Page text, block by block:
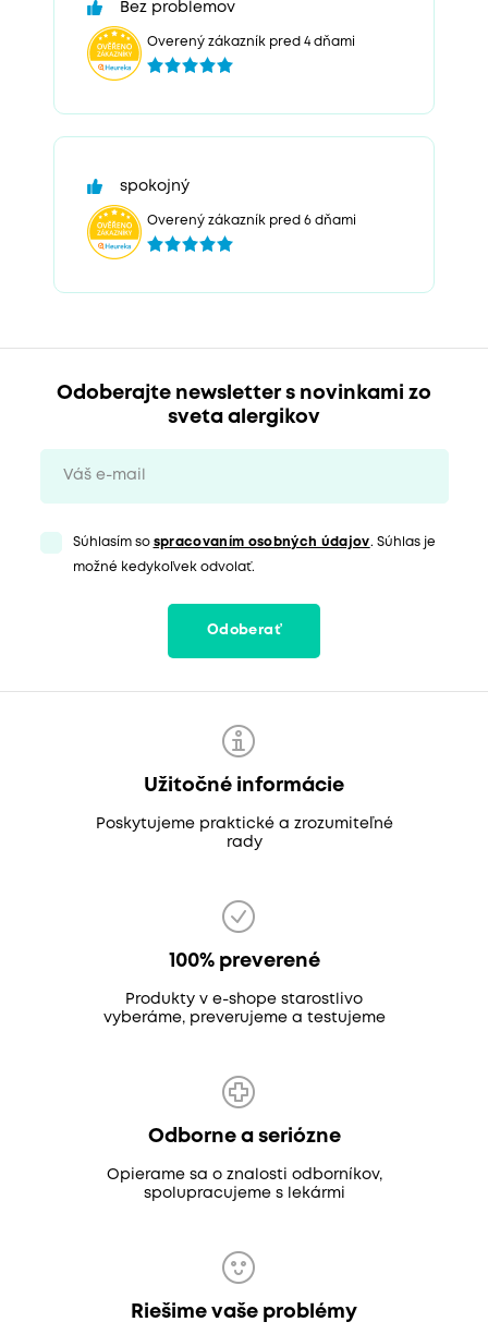
Bez problemov
Overený zákazník pred 4 dňami
spokojný
Overený zákazník pred 6 dňami
Odoberajte newsletter s novinkami zo
sveta alergikov
Súhlasím so spracovaním osobných údajov. Súhlas je
možné kedykoľvek odvolať.
Odoberať
Užitočné informácie
Poskytujeme praktické a zrozumiteľné
rady
100% preverené
Produkty v e-shope starostlivo
vyberáme, preverujeme a testujeme
Odborne a seriózne
Opierame sa o znalosti odborníkov,
spolupracujeme s lekármi
Riešime vaše problémy